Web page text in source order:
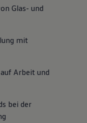
Glas- und
mit
Arbeit und
bei der